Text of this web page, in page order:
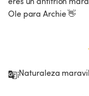
Ole para Archie 👋
¡Naturaleza